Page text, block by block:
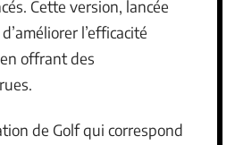
Cette version, lancée
l’efficacité
offrant des
de Golf qui correspond